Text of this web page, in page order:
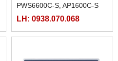
PWS6600C-S, AP1600C-S
LH: 0938.070.068